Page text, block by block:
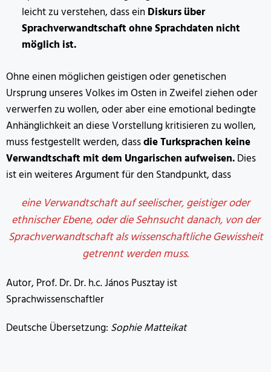
leicht zu verstehen, dass ein Diskurs über
Sprachverwandtschaft ohne Sprachdaten nicht
möglich ist.
Ohne einen möglichen geistigen oder genetischen
Ursprung unseres Volkes im Osten in Zweifel ziehen oder
verwerfen zu wollen, oder aber eine emotional bedingte
Anhänglichkeit an diese Vorstellung kritisieren zu wollen,
muss festgestellt werden, dassdie Turksprachen keine
Verwandtschaft mit dem Ungarischen aufweisen.Dies
ist ein weiteres Argument für den Standpunkt, dass
eine Verwandtschaft auf seelischer, geistiger oder
ethnischer Ebene, oder die Sehnsucht danach, von der
Sprachverwandtschaft als wissenschaftliche Gewissheit
getrennt werden muss.
Autor, Prof. Dr. Dr. h.c. János Pusztay ist
Sprachwissenschaftler
Deutsche Übersetzung: Sophie Matteikat